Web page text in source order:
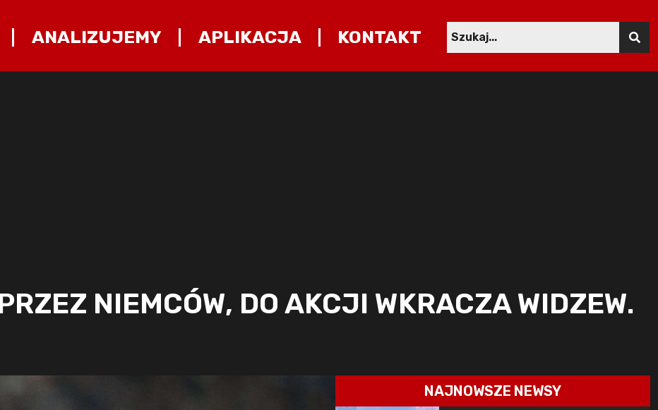
ANALIZUJEMY APLIKACJA KONTAKT
NIEMCÓW, DO AKCJI WKRACZA WIDZEW.
NAJNOWSZE NEWSY